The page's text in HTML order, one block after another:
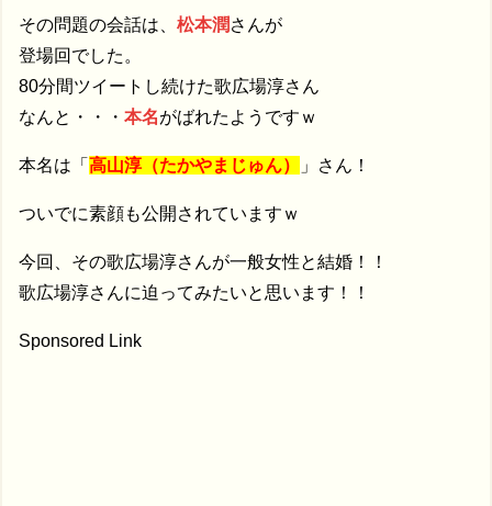
その問題の会話は、 松本潤さんが
登場回でした。
80分間ツイートし続けた歌広場淳さん
なんと・・・ 本名がばれたようですｗ
本名は「 高山淳（たかやまじゅん） 」さん！
ついでに素顔も公開されていますｗ
今回、その歌広場淳さんが一般女性と結婚！！
歌広場淳さんに迫ってみたいと思います！！
Sponsored Link